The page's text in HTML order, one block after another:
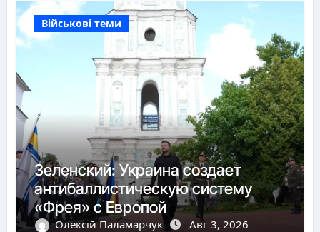
Військові теми
Зеленский: Украина создает
антибаллистическую систему
«Фрея» с Европой
Олексій Паламарчук Авг 3, 2026